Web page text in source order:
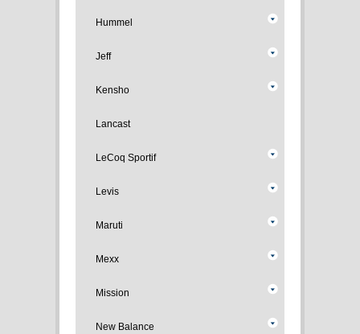
Hummel
Jeff
Kensho
Lancast
LeCoq Sportif
Levis
Maruti
Mexx
Mission
New Balance